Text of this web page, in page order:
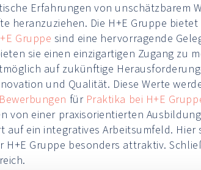
Erfahrungen von unschätzbarem
heranzuziehen. Die H+E Gruppe
Gruppe sind eine hervorragende
sie einen einzigartigen Zugang zu
auf zukünftige
und Qualität. Diese Werte
Bewerbungen für Praktika bei H+E
von einer praxisorientierten
auf ein integratives Arbeitsumfeld.
H+E Gruppe besonders attraktiv.